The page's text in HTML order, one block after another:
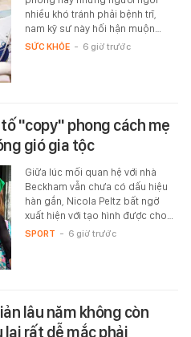
nhiều khó tránh phải bệnh trĩ,
nam kỹ sư này hối hận muộn…
SỨC KHỎE - 6 giờ trước
"copy" phong cách mẹ
gió gia tộc
Giữa lúc mối quan hệ với nhà
Beckham vẫn chưa có dấu hiệu
hàn gắn, Nicola Peltz bất ngờ
xuất hiện với tạo hình được cho…
SPORT - 6 giờ trước
lâu năm không còn
rất dễ mắc phải